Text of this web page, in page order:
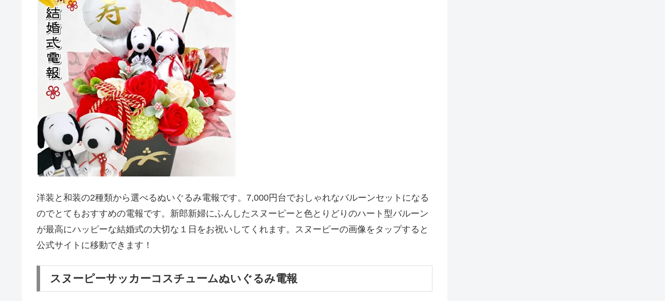
洋装と和装の2種類から選べるぬいぐるみ電報です。7,000円台でおしゃれなバルーンセットになる
のでとてもおすすめの電報です。新郎新婦にふんしたスヌーピーと色とりどりのハート型バルーン
が最高にハッピーな結婚式の大切な１日をお祝いしてくれます。スヌーピーの画像をタップすると
公式サイトに移動できます！
スヌーピーサッカーコスチュームぬいぐるみ電報